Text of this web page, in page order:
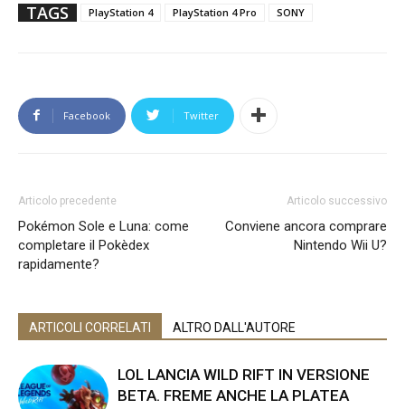
TAGS PlayStation 4 PlayStation 4 Pro SONY
Facebook Twitter
Articolo precedente
Pokémon Sole e Luna: come
completare il Pokèdex
rapidamente?
Articolo successivo
Conviene ancora comprare
Nintendo Wii U?
ARTICOLI CORRELATI ALTRO DALL'AUTORE
LOL LANCIA WILD RIFT IN VERSIONE
BETA. FREME ANCHE LA PLATEA